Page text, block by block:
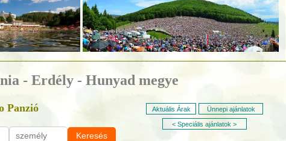
- Erdély - Hunyad megye
Panzió
Keresés
Aktuális Árak Ünnepi ajánlatok
< Speciális ajánlatok >